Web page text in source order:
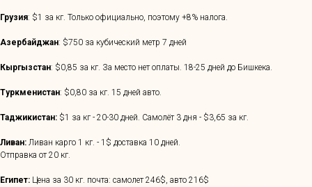
Грузия: $1 за кг. Только официально, поэтому +8% налога.
Азербайджан: $750 за кубический метр 7 дней
Кыргызстан: $0,85 за кг. За место нет оплаты. 18-25 дней до Бишкека.
Туркменистан: $0,80 за кг. 15 дней авто.
Таджикистан: $1 за кг - 20-30 дней. Самолёт 3 дня - $3,65 за кг.
Ливан: Ливан карго 1 кг. - 1$ доставка 10 дней.
Отправка от 20 кг.
Египет: Цена за 30 кг. почта: самолет 246$, авто 216$